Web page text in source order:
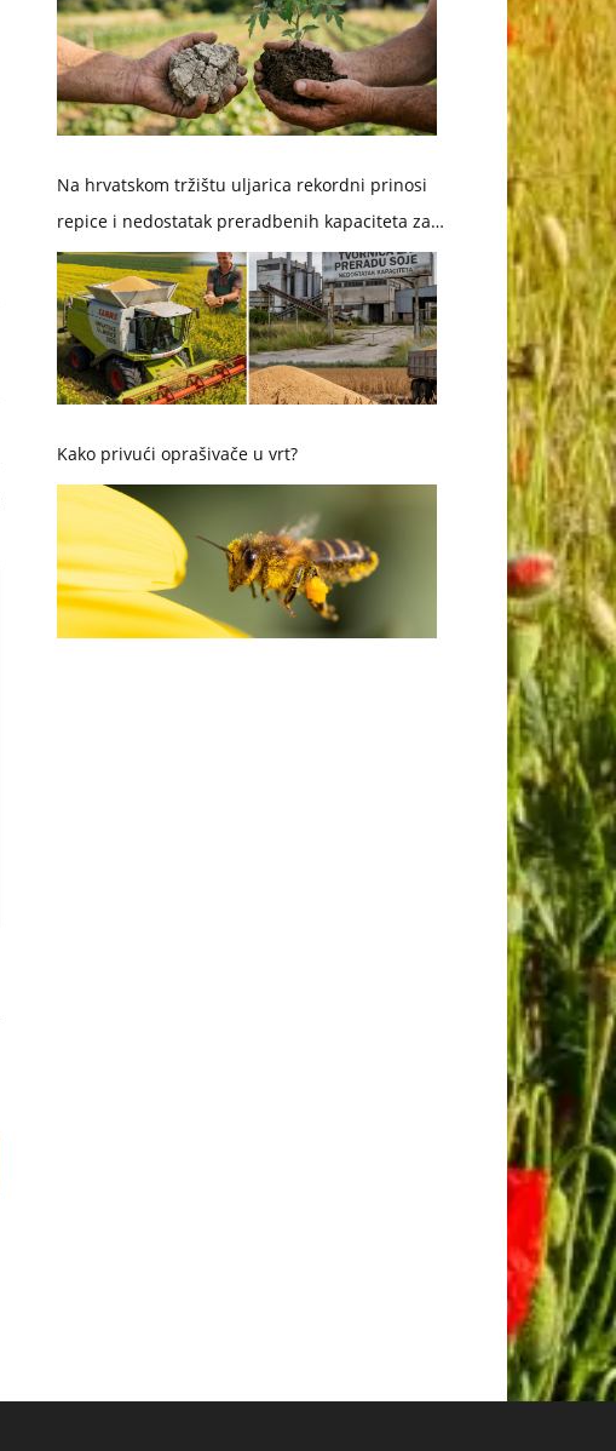
Na hrvatskom tržištu uljarica rekordni prinosi
repice i nedostatak preradbenih kapaciteta za
soju
Kako privući oprašivače u vrt?